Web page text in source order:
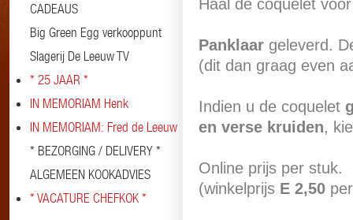
CADEAUS
Big Green Egg verkooppunt
Slagerij De Leeuw TV
* 25 JAAR *
IN MEMORIAM Henk
IN MEMORIAM: Fred de Leeuw
* BEZORGING / DELIVERY *
ALGEMEEN KOOKADVIES
* VACATURE CHEFKOK *
Haal de coquelet
Panklaar geleverd.
(dit dan graag even
Indien u de coquelet
en verse kruiden,
Online prijs per stuk.
(winkelprijs E 2,50